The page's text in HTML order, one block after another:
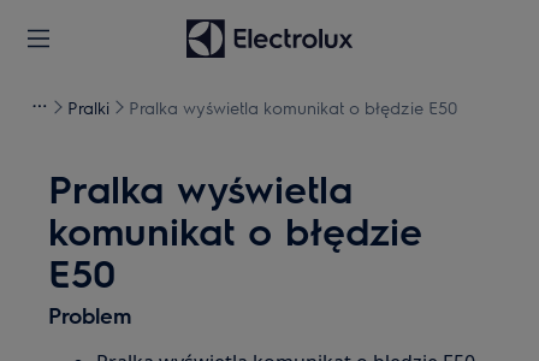
Pralki Pralka wyświetla komunikat o błędzie E50
Pralka wyświetla
komunikat o błędzie
E50
Problem